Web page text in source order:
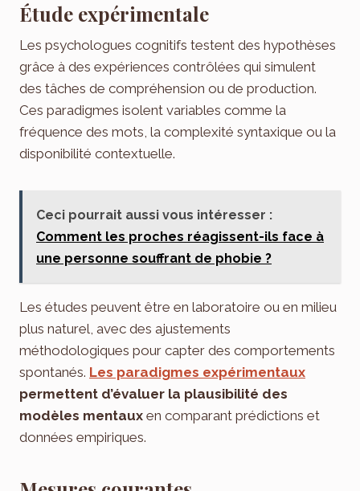
Étude expérimentale
Les psychologues cognitifs testent des hypothèses
grâce à des expériences contrôlées qui simulent
des tâches de compréhension ou de production.
Ces paradigmes isolent variables comme la
fréquence des mots, la complexité syntaxique ou la
disponibilité contextuelle.
Ceci pourrait aussi vous intéresser :
Comment les proches réagissent-ils face à
une personne souffrant de phobie ?
Les études peuvent être en laboratoire ou en milieu
plus naturel, avec des ajustements
méthodologiques pour capter des comportements
spontanés. Les paradigmes expérimentaux
permettent d’évaluer la plausibilité des
modèles mentaux en comparant prédictions et
données empiriques.